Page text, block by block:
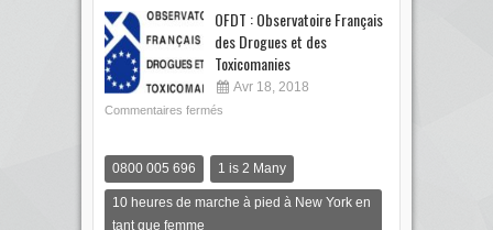
OFDT : Observatoire Français
des Drogues et des
Toxicomanies
Avr 18, 2018
Commentaires fermés
0800 005 696 1 is 2 Many
10 heures de marche à pied à New York en
tant que femme